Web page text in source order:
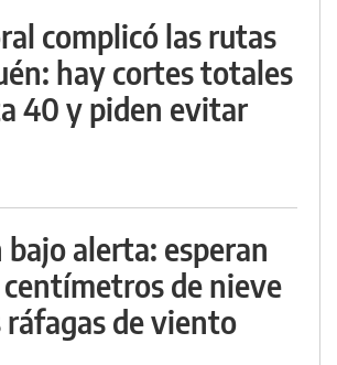
complicó las rutas
hay cortes totales
40 y piden evitar
bajo alerta: esperan
de nieve
de viento